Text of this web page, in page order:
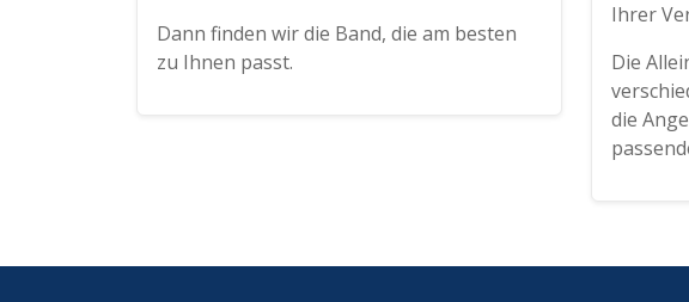
Dann finden wir die Band, die am besten
zu Ihnen passt.
Ihrer
Die
die